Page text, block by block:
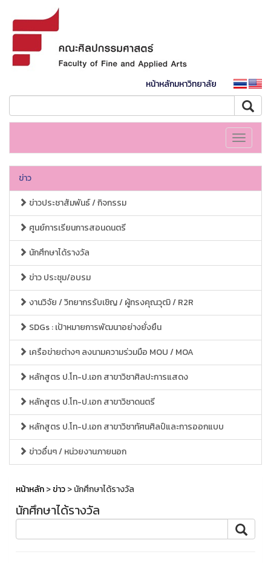
หน้าหลักมหาวิทยาลัย
Toggle
ข่าว
ข่าวประชาสัมพันธ์ / กิจกรรม
ศูนย์การเรียนการสอนดนตรี
นักศึกษาได้รางวัล
ข่าว ประชุม/อบรม
งานวิจัย / วิทยากรรับเชิญ / ผู้ทรงคุณวุฒิ / R2R
SDGs : เป้าหมายการพัฒนาอย่างยั่งยืน
เครือข่ายต่างๆ ลงนามความร่วมมือ MOU / MOA
หลักสูตร ป.โท-ป.เอก สาขาวิชาศิลปะการแสดง
หลักสูตร ป.โท-ป.เอก สาขาวิชาดนตรี
หลักสูตร ป.โท-ป.เอก สาขาวิชาทัศนศิลป์และการออกแบบ
ข่าวอื่นๆ / หน่วยงานภายนอก
หน้าหลัก>ข่าว> นักศึกษาได้รางวัล
นักศึกษาได้รางวัล